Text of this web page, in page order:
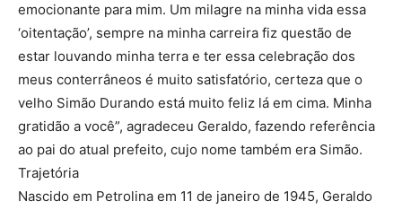
emocionante para mim. Um milagre na minha vida essa
‘oitentação’, sempre na minha carreira fiz questão de
estar louvando minha terra e ter essa celebração dos
meus conterrâneos é muito satisfatório, certeza que o
velho Simão Durando está muito feliz lá em cima. Minha
gratidão a você”, agradeceu Geraldo, fazendo referência
ao pai do atual prefeito, cujo nome também era Simão.
Trajetória
Nascido em Petrolina em 11 de janeiro de 1945, Geraldo